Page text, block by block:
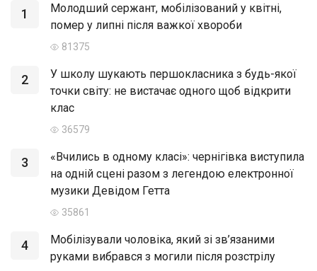
1
Молодший сержант, мобілізований у квітні,
помер у липні після важкої хвороби
81375
2
У школу шукають першокласника з будь-якої
точки світу: не вистачає одного щоб відкрити
клас
36579
3
«Вчились в одному класі»: чернігівка виступила
на одній сцені разом з легендою електронної
музики Девідом Гетта
35861
4
Мобілізували чоловіка, який зі зв’язаними
руками вибрався з могили після розстрілу